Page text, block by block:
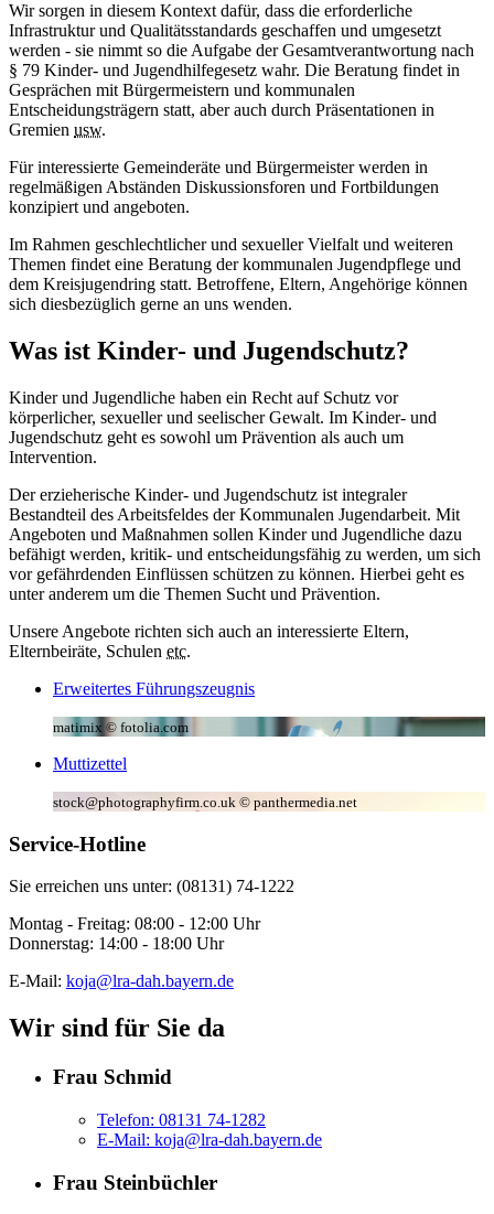
Wir sorgen in diesem Kontext dafür, dass die erforderliche
Infrastruktur und Qualitätsstandards geschaffen und umgesetzt
werden - sie nimmt so die Aufgabe der Gesamtverantwortung nach
§ 79 Kinder- und Jugendhilfegesetz wahr. Die Beratung findet in
Gesprächen mit Bürgermeistern und kommunalen
Entscheidungsträgern statt, aber auch durch Präsentationen in
Gremien usw.
Für interessierte Gemeinderäte und Bürgermeister werden in
regelmäßigen Abständen Diskussionsforen und Fortbildungen
konzipiert und angeboten.
Im Rahmen geschlechtlicher und sexueller Vielfalt und weiteren
Themen findet eine Beratung der kommunalen Jugendpflege und
dem Kreisjugendring statt. Betroffene, Eltern, Angehörige können
sich diesbezüglich gerne an uns wenden.
Was ist Kinder- und Jugendschutz?
Kinder und Jugendliche haben ein Recht auf Schutz vor
körperlicher, sexueller und seelischer Gewalt. Im Kinder- und
Jugendschutz geht es sowohl um Prävention als auch um
Intervention.
Der erzieherische Kinder- und Jugendschutz ist integraler
Bestandteil des Arbeitsfeldes der Kommunalen Jugendarbeit. Mit
Angeboten und Maßnahmen sollen Kinder und Jugendliche dazu
befähigt werden, kritik- und entscheidungsfähig zu werden, um sich
vor gefährdenden Einflüssen schützen zu können. Hierbei geht es
unter anderem um die Themen Sucht und Prävention.
Unsere Angebote richten sich auch an interessierte Eltern,
Elternbeiräte, Schulen etc.
Erweitertes Führungszeugnis
matimix © fotolia.com
Muttizettel
stock@photographyfirm.co.uk © panthermedia.net
Service-Hotline
Sie erreichen uns unter: (08131) 74-1222
Montag - Freitag: 08:00 - 12:00 Uhr
Donnerstag: 14:00 - 18:00 Uhr
E-Mail: koja@lra-dah.bayern.de
Wir sind für Sie da
Frau Schmid
Telefon: 08131 74-1282
E-Mail: koja@lra-dah.bayern.de
Frau Steinbüchler